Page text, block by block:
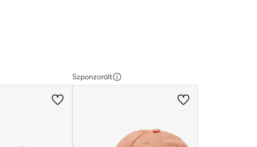
Szponzorált